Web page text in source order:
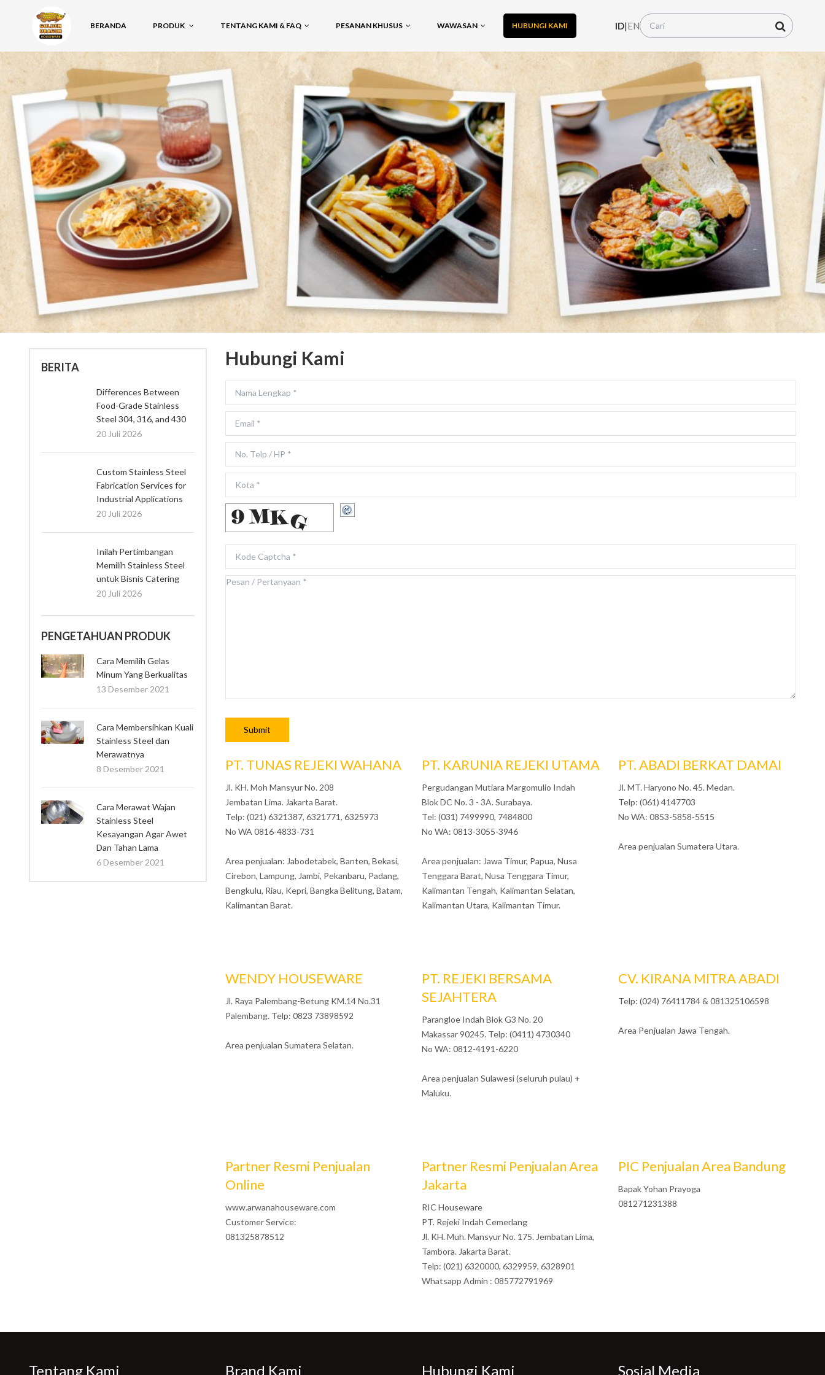
BERANDA PRODUK TENTANG KAMI & FAQ PESANAN KHUSUS WAWASAN HUBUNGI KAMI ID|EN
BERITA
Differences Between
Food-Grade Stainless
Steel 304, 316, and 430
20 Juli 2026
Custom Stainless Steel
Fabrication Services for
Industrial Applications
20 Juli 2026
Inilah Pertimbangan
Memilih Stainless Steel
untuk Bisnis Catering
20 Juli 2026
PENGETAHUAN PRODUK
Cara Memilih Gelas
Minum Yang Berkualitas
13 Desember 2021
Cara Membersihkan Kuali
Stainless Steel dan
Merawatnya
8 Desember 2021
Cara Merawat Wajan
Stainless Steel
Kesayangan Agar Awet
Dan Tahan Lama
6 Desember 2021
Hubungi Kami
PT. TUNAS REJEKI WAHANA
Jl. KH. Moh Mansyur No. 208
Jembatan Lima. Jakarta Barat.
Telp: (021) 6321387, 6321771, 6325973
No WA 0816-4833-731
Area penjualan: Jabodetabek, Banten, Bekasi,
Cirebon, Lampung, Jambi, Pekanbaru, Padang,
Bengkulu, Riau, Kepri, Bangka Belitung, Batam,
Kalimantan Barat.
PT. KARUNIA REJEKI UTAMA
Pergudangan Mutiara Margomulio Indah
Blok DC No. 3 - 3A. Surabaya.
Tel: (031) 7499990, 7484800
No WA: 0813-3055-3946
Area penjualan: Jawa Timur, Papua, Nusa
Tenggara Barat, Nusa Tenggara Timur,
Kalimantan Tengah, Kalimantan Selatan,
Kalimantan Utara, Kalimantan Timur.
PT. ABADI BERKAT DAMAI
Jl. MT. Haryono No. 45. Medan.
Telp: (061) 4147703
No WA: 0853-5858-5515
Area penjualan Sumatera Utara.
WENDY HOUSEWARE
Jl. Raya Palembang-Betung KM.14 No.31
Palembang. Telp: 0823 73898592
Area penjualan Sumatera Selatan.
PT. REJEKI BERSAMA
SEJAHTERA
Parangloe Indah Blok G3 No. 20
Makassar 90245. Telp: (0411) 4730340
No WA: 0812-4191-6220
Area penjualan Sulawesi (seluruh pulau) +
Maluku.
CV. KIRANA MITRA ABADI
Telp: (024) 76411784 & 081325106598
Area Penjualan Jawa Tengah.
Partner Resmi Penjualan
Online
www.arwanahouseware.com
Customer Service:
081325878512
Partner Resmi Penjualan Area
Jakarta
RIC Houseware
PT. Rejeki Indah Cemerlang
Jl. KH. Muh. Mansyur No. 175. Jembatan Lima,
Tambora. Jakarta Barat.
Telp: (021) 6320000, 6329959, 6328901
Whatsapp Admin : 085772791969
PIC Penjualan Area Bandung
Bapak Yohan Prayoga
081271231388
Tentang Kami Brand Kami Hubungi Kami Sosial Media